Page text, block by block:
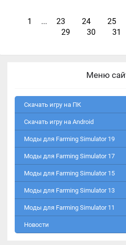
1 ... 23 24 25
29
30 31
Меню
Скачать игру на ПК
Скачать игру на Android
Моды для Farming Simulator 19
Моды для Farming Simulator 17
Моды для Farming Simulator 15
Моды для Farming Simulator 13
Моды для Farming Simulator 11
Новости